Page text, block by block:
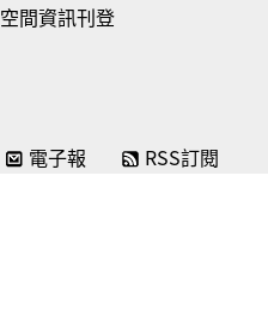
空間資訊刊登
電子報 RSS訂閱